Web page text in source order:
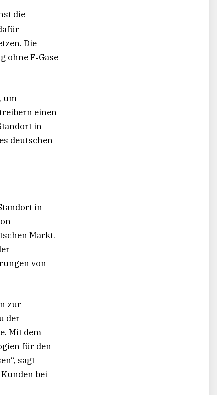
die
Die
ohne F‑Gase
um
einen
in
deutschen
in
Markt.
von
zur
der
Mit dem
für den
sagt
bei